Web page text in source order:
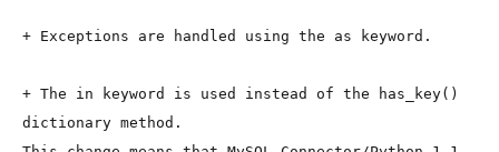
+ Exceptions are handled using the as keyword.
+ The in keyword is used instead of the has_key()
dictionary method.